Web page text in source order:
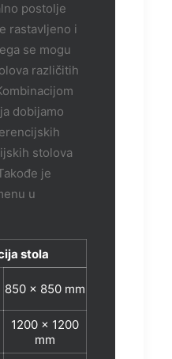
postolje
rastavljeno i
se mogu
različitih
dobijamo
stolova
je
u
stola
850 x 850 mm
1200 x 1200
mm